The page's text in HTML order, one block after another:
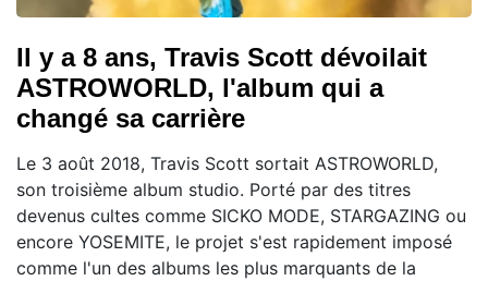
Il y a 8 ans, Travis Scott dévoilait
ASTROWORLD, l'album qui a
changé sa carrière
Le 3 août 2018, Travis Scott sortait ASTROWORLD,
son troisième album studio. Porté par des titres
devenus cultes comme SICKO MODE, STARGAZING ou
encore YOSEMITE, le projet s'est rapidement imposé
comme l'un des albums les plus marquants de la